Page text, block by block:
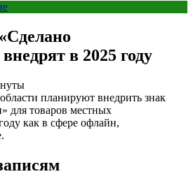
в 2025 году
планируют внедрить знак
для товаров местных
как в сфере офлайн,